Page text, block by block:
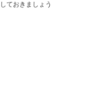
おきましょう